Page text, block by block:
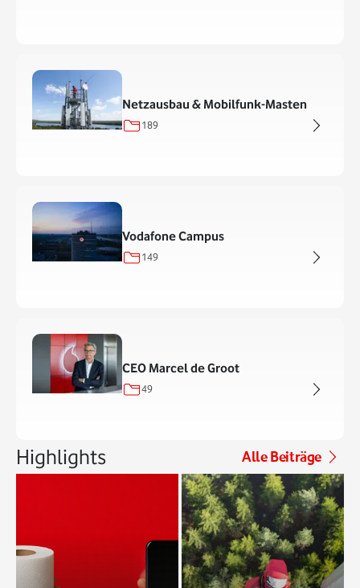
Netzausbau & Mobilfunk-Masten
189
Vodafone Campus
149
CEO Marcel de Groot
49
Highlights Alle Beiträge